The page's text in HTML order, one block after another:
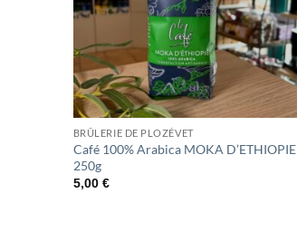
BRÛLERIE DE PLOZÉVET
Café 100% Arabica MOKA D’ETHIOPIE
250g
5,00 €